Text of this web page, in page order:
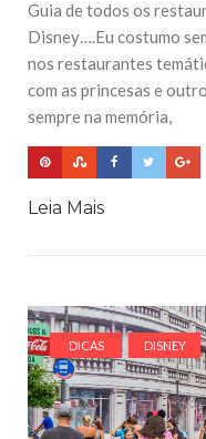
Guia de todos os
Disney….Eu costumo
nos restaurantes
com as princesas e
sempre na memória,
Leia Mais
DICAS DISNEY